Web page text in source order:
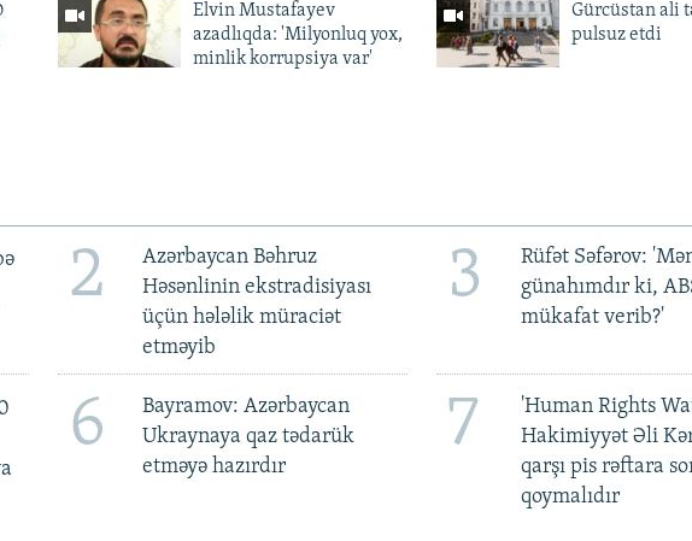
Elvin Mustafayev
azadlıqda: 'Milyonluq yox,
minlik korrupsiya var'
Gürcüstan ali
pulsuz etdi
2
Azərbaycan Bəhruz
Həsənlinin ekstradisiyası
üçün hələlik müraciət
etməyib
3
Rüfət Səfərov:
günahımdır ki,
mükafat verib?'
6
Bayramov: Azərbaycan
Ukraynaya qaz tədarük
etməyə hazırdır
7
'Human Rights
Hakimiyyət Əli
qarşı pis rəftara
qoymalıdır